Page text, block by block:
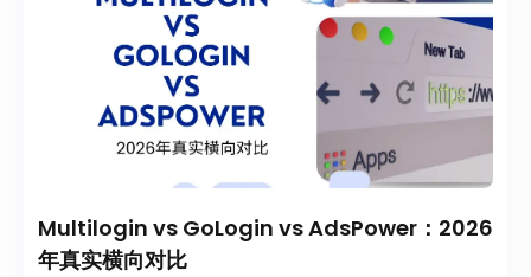
Multilogin vs GoLogin vs AdsPower：2026
年真实横向对比